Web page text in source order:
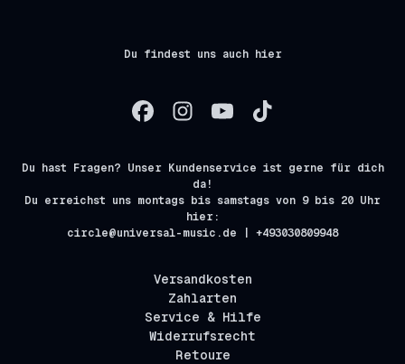
Du findest uns auch hier
Du hast Fragen? Unser Kundenservice ist gerne für dich
da!
Du erreichst uns montags bis samstags von 9 bis 20 Uhr
hier:
circle@universal-music.de | +493030809948
Versandkosten
Zahlarten
Service & Hilfe
Widerrufsrecht
Retoure